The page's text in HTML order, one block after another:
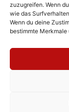
zuzugreifen. Wenn
wie das
Wenn du deine
bestimmte
SG
Damen 1 –